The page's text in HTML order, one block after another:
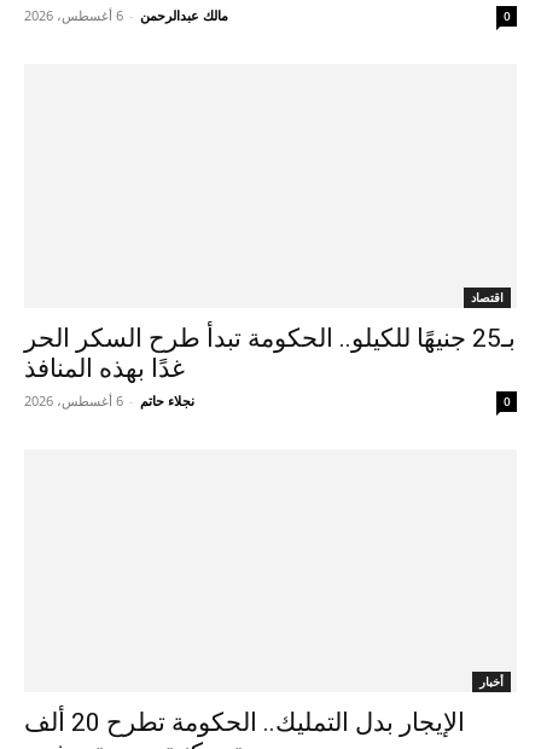
مالك عبدالرحمن - 6 أغسطس، 2026 0
اقتصاد
بـ25 جنيهًا للكيلو.. الحكومة تبدأ طرح السكر الحر
غدًا بهذه المنافذ
نجلاء حاتم - 6 أغسطس، 2026 0
أخبار
الإيجار بدل التمليك.. الحكومة تطرح 20 ألف